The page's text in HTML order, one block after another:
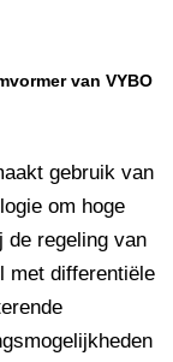
van VYBO
gebruik van
om hoge
de regeling van
met differentiële